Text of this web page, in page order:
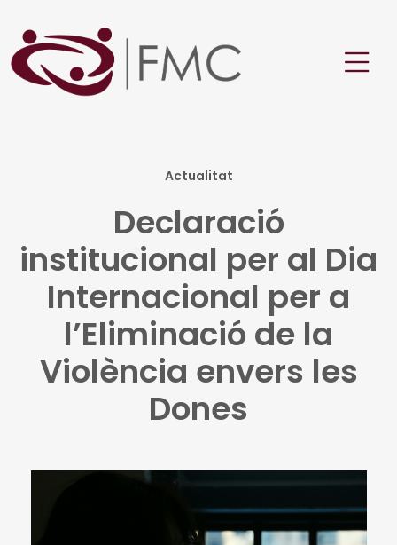
Actualitat
Declaració
institucional per al Dia
Internacional per a
l’Eliminació de la
Violència envers les
Dones